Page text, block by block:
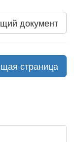
документ
страница